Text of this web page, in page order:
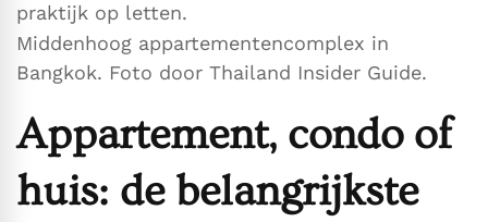
praktijk op letten.
Middenhoog appartementencomplex in
Bangkok. Foto door Thailand Insider Guide.
Appartement, condo of
huis: de belangrijkste